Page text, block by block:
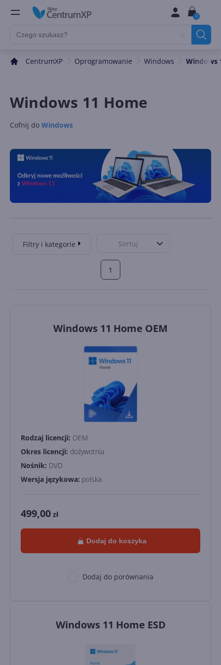
0
CentrumXP Oprogramowanie Windows Windows
Windows 11 Home
Cofnij do Windows
Filtry i kategorie Sortuj
1
Windows 11 Home OEM
Rodzaj licencji: OEM
Okres licencji: dożywotnia
Nośnik: DVD
Wersja językowa: polska
499,00 zł
Dodaj do koszyka
Dodaj do porównania
Windows 11 Home ESD